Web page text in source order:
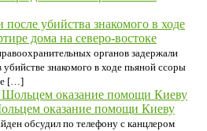
убийства знакомого в ходе
дома на северо-востоке
органов задержали
знакомого в ходе пьяной ссоры
[…]
оказание помощи Киеву
обсудил по телефону с канцлером